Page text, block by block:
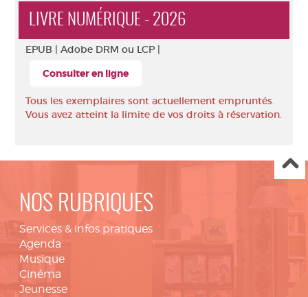
LIVRE NUMÉRIQUE - 2026
EPUB | Adobe DRM ou LCP |
Consulter en ligne
Tous les exemplaires sont actuellement empruntés.
Vous avez atteint la limite de vos droits à réservation.
NOS RUBRIQUES
Services & infos pratiques
Agenda
Musique
Cinéma
Jeunesse